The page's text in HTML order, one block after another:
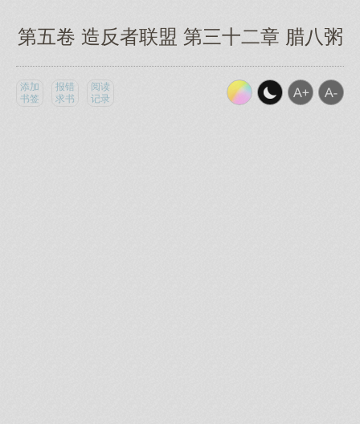
第五卷 造反者联盟 第三十二章 腊八粥
添加
书签
报错
求书
阅读
记录